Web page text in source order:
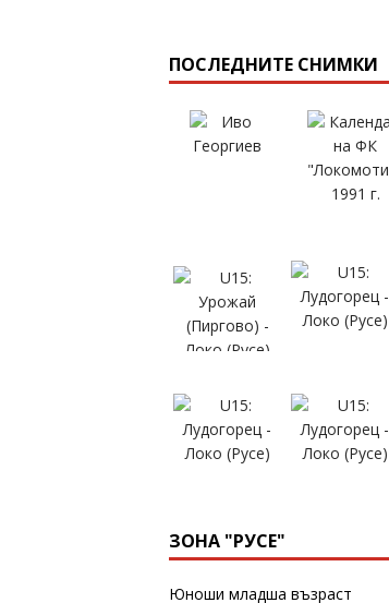
ПОСЛЕДНИТЕ СНИМКИ
ЗОНА "РУСЕ"
Юноши младша възраст